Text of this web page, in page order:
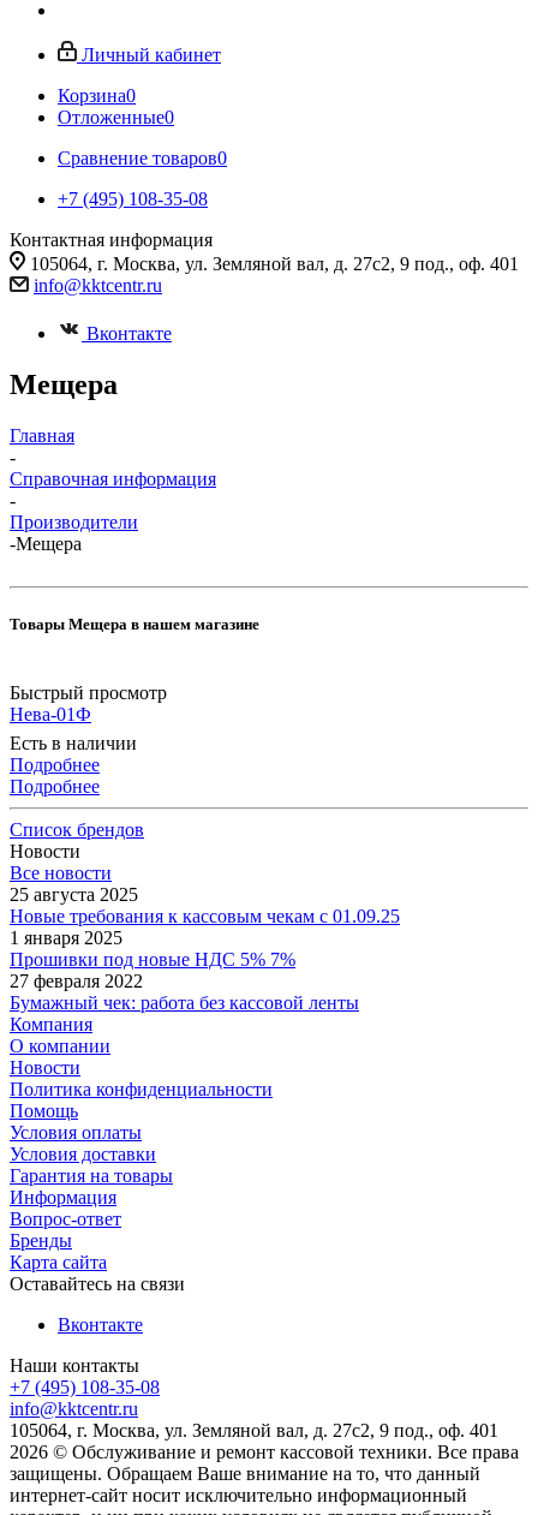
Личный кабинет
Корзина0
Отложенные0
Сравнение товаров0
+7 (495) 108-35-08
Контактная информация
105064, г. Москва, ул. Земляной вал, д. 27с2, 9 под., оф. 401
info@kktcentr.ru
Вконтакте
Мещера
Главная
-
Справочная информация
-
Производители
-Мещера
Товары Мещера в нашем магазине
Быстрый просмотр
Нева-01Ф
Есть в наличии
Подробнее
Подробнее
Список брендов
Новости
Все новости
25 августа 2025
Новые требования к кассовым чекам с 01.09.25
1 января 2025
Прошивки под новые НДС 5% 7%
27 февраля 2022
Бумажный чек: работа без кассовой ленты
Компания
О компании
Новости
Политика конфиденциальности
Помощь
Условия оплаты
Условия доставки
Гарантия на товары
Информация
Вопрос-ответ
Бренды
Карта сайта
Оставайтесь на связи
Вконтакте
Наши контакты
+7 (495) 108-35-08
info@kktcentr.ru
105064, г. Москва, ул. Земляной вал, д. 27с2, 9 под., оф. 401
2026 © Обслуживание и ремонт кассовой техники. Все права
защищены. Обращаем Ваше внимание на то, что данный
интернет-сайт носит исключительно информационный